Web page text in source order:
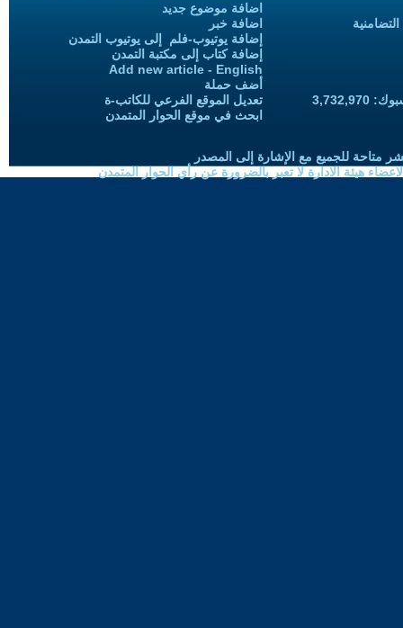
اضافة موضوع جديد
اضافة خبر
إضافة يوتيوب-فلم إلى يوتيوب التمدن
إضافة كتاب إلى مكتبة التمدن
Add new article - English
أضف حملة
تعديل الموقع الفرعي للكاتب-ة
ابحث في موقع الحوار المتمدن
متاحة للجميع مع الإشارة إلى المصدر
هيئة الادارة لا تعبر بالضرورة عن رأي الحوار المتمدن